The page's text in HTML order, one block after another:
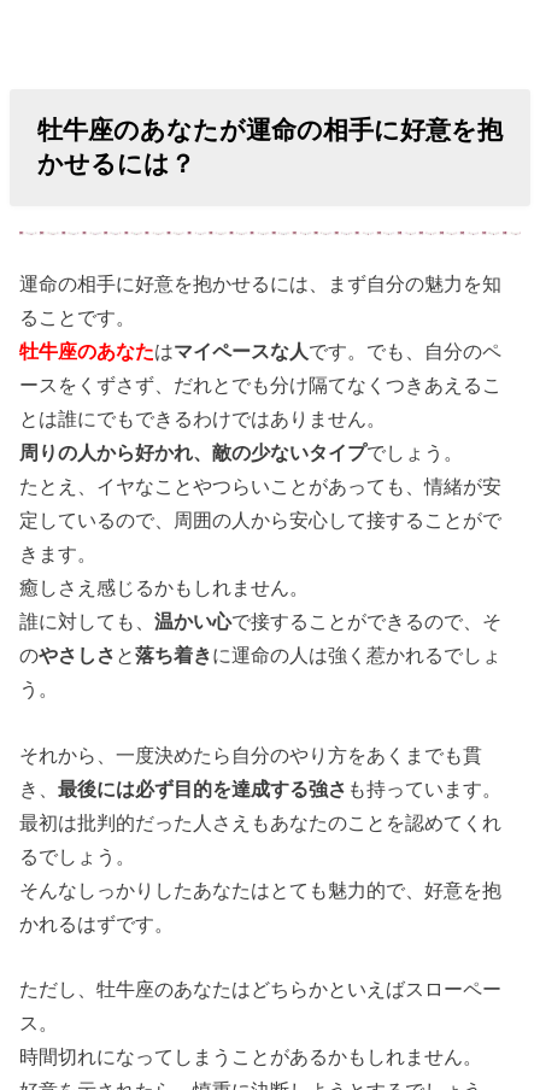
牡牛座のあなたが運命の相手に好意を抱
かせるには？
運命の相手に好意を抱かせるには、まず自分の魅力を知
ることです。
牡牛座のあなたはマイペースな人です。でも、自分のペ
ースをくずさず、だれとでも分け隔てなくつきあえるこ
とは誰にでもできるわけではありません。
周りの人から好かれ、敵の少ないタイプでしょう。
たとえ、イヤなことやつらいことがあっても、情緒が安
定しているので、周囲の人から安心して接することがで
きます。
癒しさえ感じるかもしれません。
誰に対しても、温かい心で接することができるので、そ
のやさしさ と落ち着きに運命の人は強く惹かれるでしょ
う。
それから、一度決めたら自分のやり方をあくまでも貫
き、最後には必ず目的を達成する強さ も持っています。
最初は批判的だった人さえもあなたのことを認めてくれ
るでしょう。
そんなしっかりしたあなたはとても魅力的で、好意を抱
かれるはずです。
ただし、牡牛座のあなたはどちらかといえばスローペー
ス。
時間切れになってしまうことがあるかもしれません。